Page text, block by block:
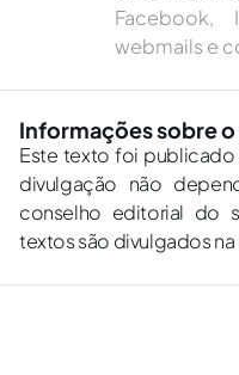
Facebook,
webmails e
Informações sobre
Este texto foi publicado
divulgação não
conselho editorial do
textos são divulgados na